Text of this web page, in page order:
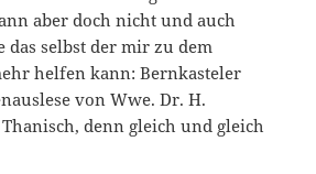
aber doch nicht und auch
selbst der mir zu dem
helfen kann: Bernkasteler
von Wwe. Dr. H.
denn gleich und gleich